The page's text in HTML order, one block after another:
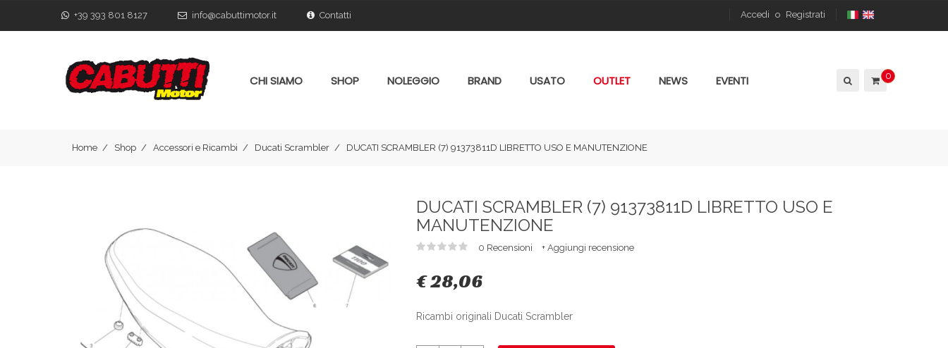
+39 393 801 8127 info@cabuttimotor.it Contatti Accedi o Registrati
0
CHI SIAMO SHOP NOLEGGIO BRAND USATO OUTLET NEWS EVENTI
Home Shop Accessori e Ricambi Ducati Scrambler DUCATI SCRAMBLER (7) 91373811D LIBRETTO USO E MANUTENZIONE
DUCATI SCRAMBLER (7) 91373811D LIBRETTO USO E
MANUTENZIONE
0 Recensioni + Aggiungi recensione
€ 28,06
Ricambi originali Ducati Scrambler